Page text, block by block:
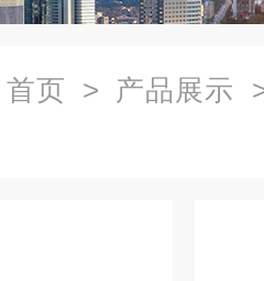
首页 > 产品展示